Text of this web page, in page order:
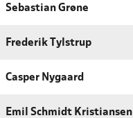
Sebastian Grøne
Frederik Tylstrup
Casper Nygaard
Emil Schmidt Kristiansen